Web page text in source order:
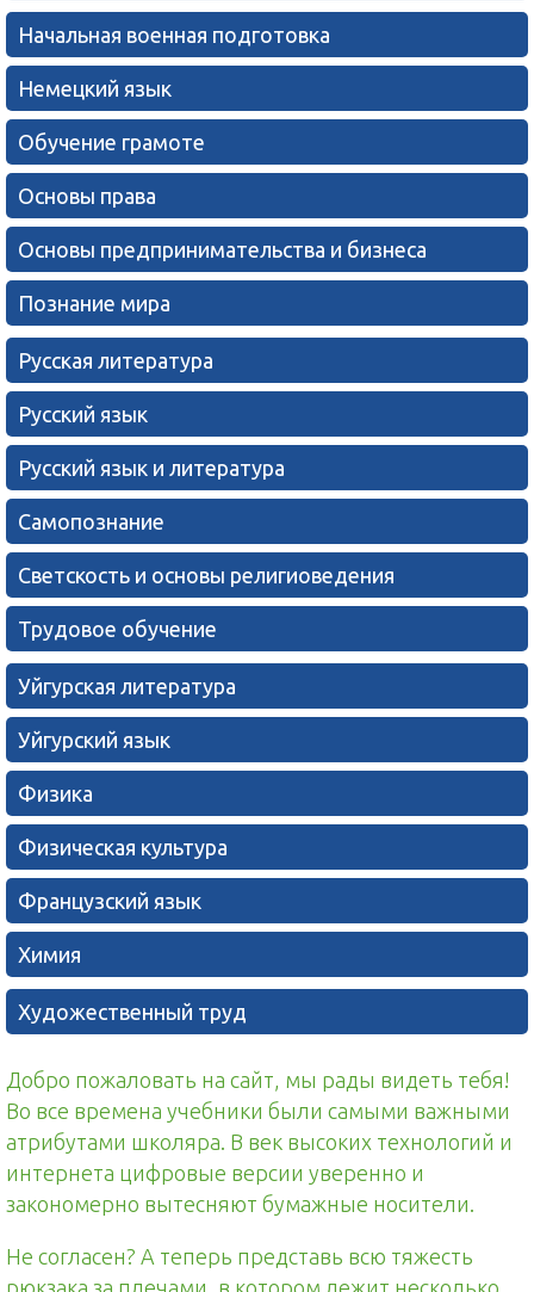
Начальная военная подготовка
Немецкий язык
Обучение грамоте
Основы права
Основы предпринимательства и бизнеса
Познание мира
Русская литература
Русский язык
Русский язык и литература
Самопознание
Светскость и основы религиоведения
Трудовое обучение
Уйгурская литература
Уйгурский язык
Физика
Физическая культура
Французский язык
Химия
Художественный труд
Добро пожаловать на сайт, мы рады видеть тебя!
Во все времена учебники были самыми важными
атрибутами школяра. В век высоких технологий и
интернета цифровые версии уверенно и
закономерно вытесняют бумажные носители.
Не согласен? А теперь представь всю тяжесть
рюкзака за плечами, в котором лежит несколько